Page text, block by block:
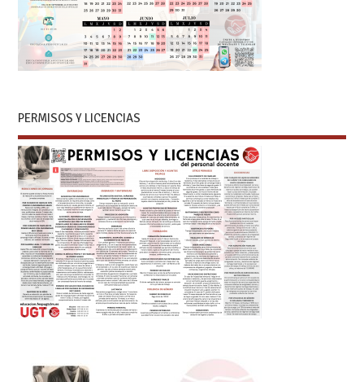
PERMISOS Y LICENCIAS